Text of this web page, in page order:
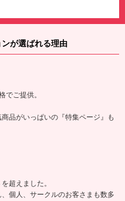
が選ばれる理由
でご提供。
品がいっぱいの『特集ページ』も
超えました。
個人、サークルのお客さまも数多